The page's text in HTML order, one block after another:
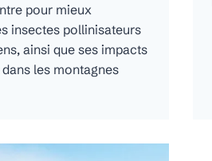
pour mieux
insectes pollinisateurs
ainsi que ses impacts
les montagnes